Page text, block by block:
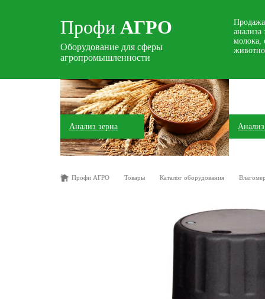
Профи АГРО
Оборудование для сферы
агропромышленности
анализа
молока,
Анализ зерна
Профи АГРО Товары Каталог оборудования